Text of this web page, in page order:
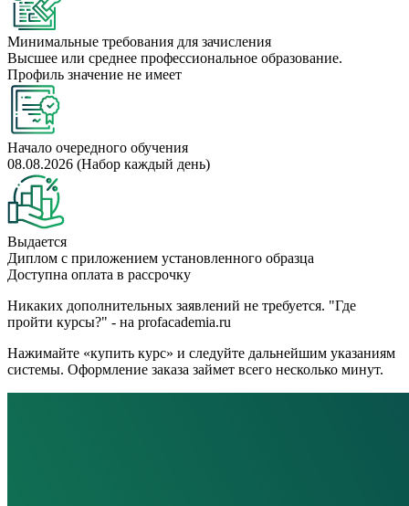
Минимальные требования для зачисления
Высшее или среднее профессиональное образование.
Профиль значение не имеет
Начало очередного обучения
08.08.2026 (Набор каждый день)
Выдается
Диплом с приложением установленного образца
Доступна оплата в рассрочку
Никаких дополнительных заявлений не требуется. "Где
пройти курсы?" - на profacademia.ru
Нажимайте «купить курс» и следуйте дальнейшим указаниям
системы. Оформление заказа займет всего несколько минут.